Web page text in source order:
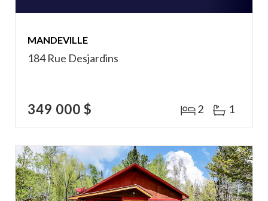
MANDEVILLE
184 Rue Desjardins
349 000 $ 2 1